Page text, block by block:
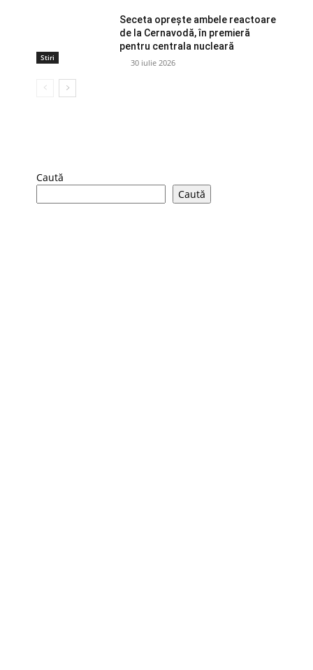
Stiri
Seceta oprește ambele reactoare
de la Cernavodă, în premieră
pentru centrala nucleară
30 iulie 2026
Caută
Caută